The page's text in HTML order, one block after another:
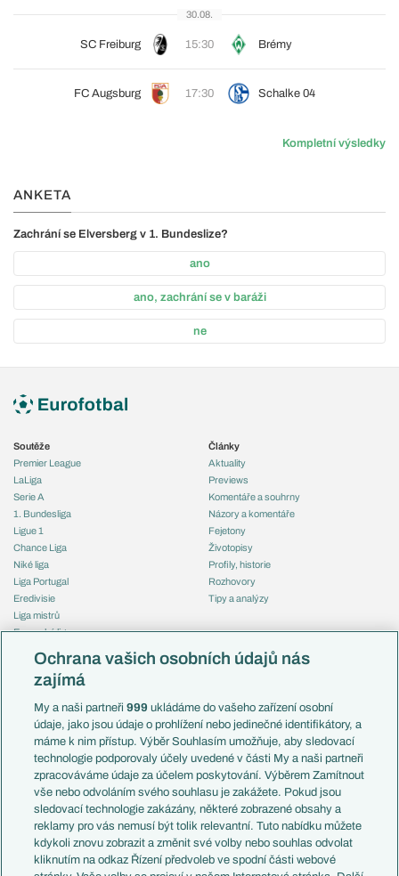
30.08.
SC Freiburg 15:30 Brémy
FC Augsburg 17:30 Schalke 04
Kompletní výsledky
ANKETA
Zachrání se Elversberg v 1. Bundeslize?
ano
ano, zachrání se v baráži
ne
Soutěže
Premier League
LaLiga
Serie A
1. Bundesliga
Ligue 1
Chance Liga
Niké liga
Liga Portugal
Eredivisie
Liga mistrů
Evropská liga
Mistrovství světa
Liga národů
Témata
Představení týmů MS
EuroSkauting
PL v kostce
Evropské koeficienty
Přestupy
Přestupové spekulace
Zranění
Články
Aktuality
Previews
Komentáře a souhrny
Názory a komentáře
Fejetony
Životopisy
Profily, historie
Rozhovory
Tipy a analýzy
Česko
Francie
Itálie
Německo
Španělsko
Argentina
Brazílie
Přestupy
Zápasy
Livescore
Ochrana vašich osobních údajů nás
zajímá
My a naši partneři999 ukládáme do vašeho zařízení osobní
údaje, jako jsou údaje o prohlížení nebo jedinečné identifikátory, a
máme k nim přístup. Výběr Souhlasím umožňuje, aby sledovací
technologie podporovaly účely uvedené v části My a naši partneři
zpracováváme údaje za účelem poskytování. Výběrem Zamítnout
vše nebo odvoláním svého souhlasu je zakážete. Pokud jsou
sledovací technologie zakázány, některé zobrazené obsahy a
reklamy pro vás nemusí být tolik relevantní. Tuto nabídku můžete
kdykoli znovu zobrazit a změnit své volby nebo souhlas odvolat
kliknutím na odkaz Řízení předvoleb ve spodní části webové